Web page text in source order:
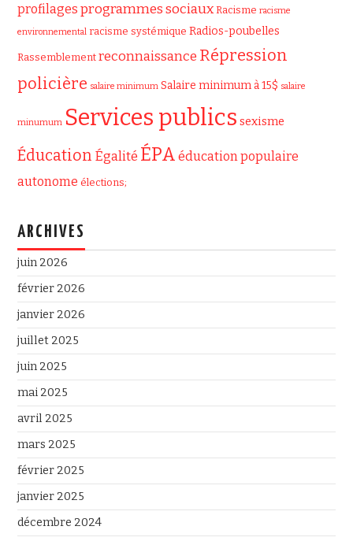
profilages programmes sociaux Racisme racisme
environnemental racisme systémique Radios-poubelles
Rassemblement reconnaissance Répression
policière salaire minimum Salaire minimum à 15$ salaire
minumum Services publics sexisme
Éducation Égalité ÉPA éducation populaire
autonome élections;
ARCHIVES
juin 2026
février 2026
janvier 2026
juillet 2025
juin 2025
mai 2025
avril 2025
mars 2025
février 2025
janvier 2025
décembre 2024